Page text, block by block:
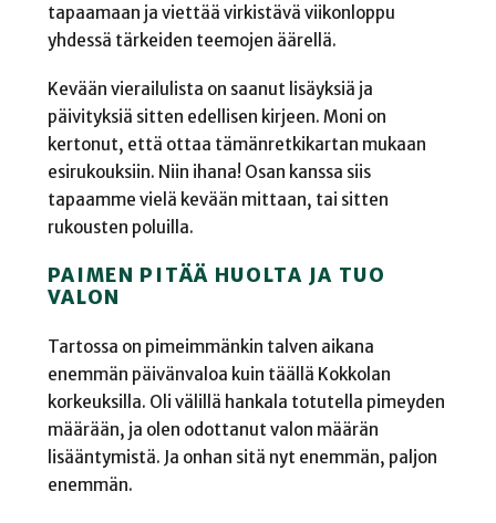
tapaamaan ja viettää virkistävä viikonloppu
yhdessä tärkeiden teemojen äärellä.
Kevään vierailulista on saanut lisäyksiä ja
päivityksiä sitten edellisen kirjeen. Moni on
kertonut, että ottaa tämänretkikartan mukaan
esirukouksiin. Niin ihana! Osan kanssa siis
tapaamme vielä kevään mittaan, tai sitten
rukousten poluilla.
PAIMEN PITÄÄ HUOLTA JA TUO
VALON
Tartossa on pimeimmänkin talven aikana
enemmän päivänvaloa kuin täällä Kokkolan
korkeuksilla. Oli välillä hankala totutella pimeyden
määrään, ja olen odottanut valon määrän
lisääntymistä. Ja onhan sitä nyt enemmän, paljon
enemmän.